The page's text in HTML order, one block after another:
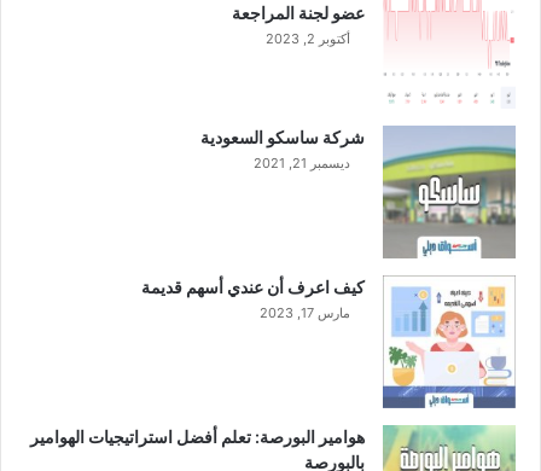
عضو لجنة المراجعة
أكتوبر 2, 2023
شركة ساسكو السعودية
ديسمبر 21, 2021
كيف اعرف أن عندي أسهم قديمة
مارس 17, 2023
هوامير البورصة: تعلم أفضل استراتيجيات الهوامير
بالبورصة